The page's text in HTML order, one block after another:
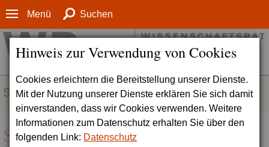
Hinweis zur Verwendung von Cookies
Cookies erleichtern die Bereitstellung unserer Dienste.
Mit der Nutzung unserer Dienste erklären Sie sich damit
einverstanden, dass wir Cookies verwenden. Weitere
Informationen zum Datenschutz erhalten Sie über den
folgenden Link: Datenschutz
Menü Suchen
SERVICE
Seite empfehlen